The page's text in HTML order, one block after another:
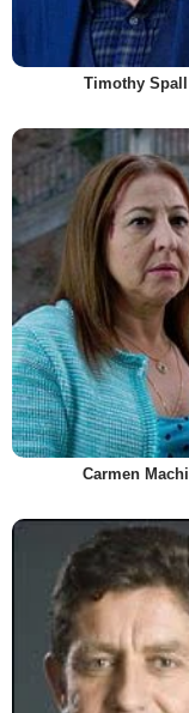
Timothy Spall
Carmen Machi